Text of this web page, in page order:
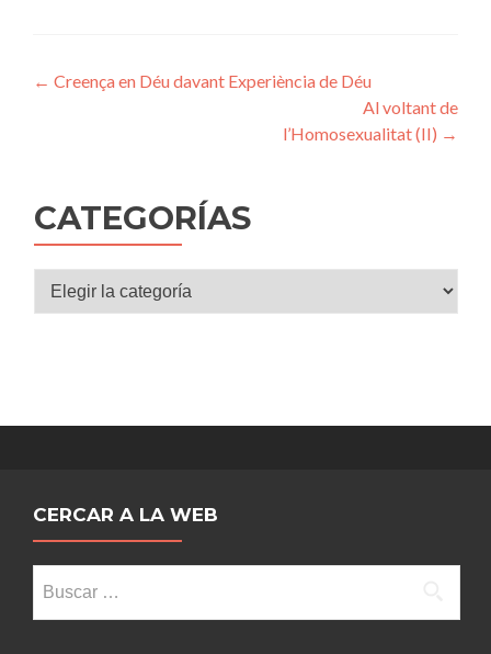
Navegación
← Creença en Déu davant Experiència de Déu
Al voltant de
l’Homosexualitat (II) →
CATEGORÍAS
Categorías
CERCAR A LA WEB